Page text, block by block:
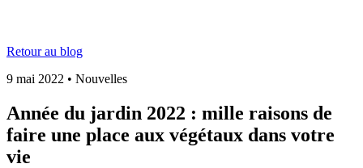
Retour au blog
9 mai 2022 • Nouvelles
Année du jardin 2022 : mille raisons de
faire une place aux végétaux dans votre
vie